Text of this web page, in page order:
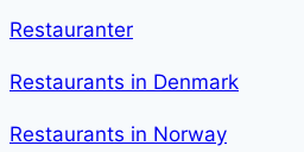
Restauranter
Restaurants in Denmark
Restaurants in Norway